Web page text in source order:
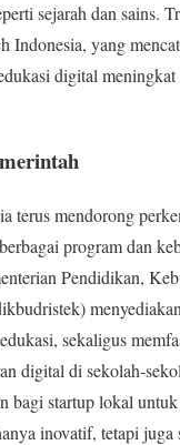
sejarah dan sains.
Indonesia, yang
digital
terus mendorong
program dan
Pendidikan,
sekaligus
digital di sekolah-
bagi startup lokal
inovatif, tetapi juga